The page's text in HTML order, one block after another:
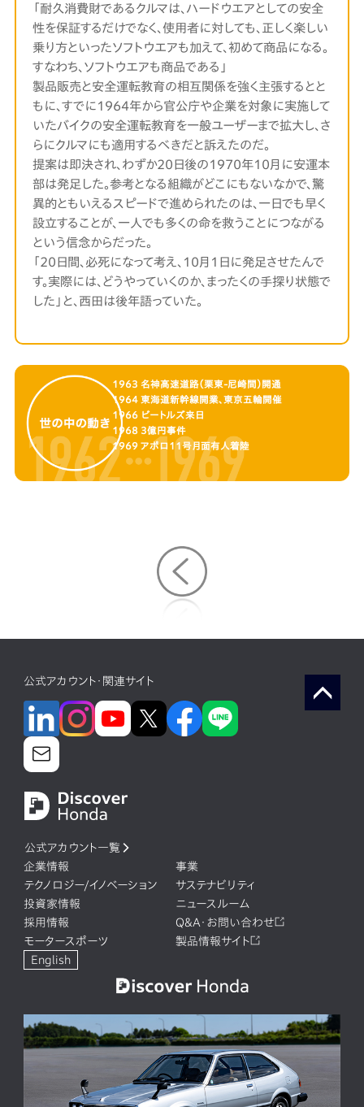
「耐久消費財であるクルマは、ハードウエアとしての安全
性を保証するだけでなく、使用者に対しても、正しく楽しい
乗り方といったソフトウエアも加えて、初めて商品になる。
すなわち、ソフトウエアも商品である」
製品販売と安全運転教育の相互関係を強く主張するとと
もに、すでに1964年から官公庁や企業を対象に実施して
いたバイクの安全運転教育を一般ユーザーまで拡大し、さ
らにクルマにも適用するべきだと訴えたのだ。
提案は即決され、わずか20日後の1970年10月に安運本
部は発足した。参考となる組織がどこにもないなかで、驚
異的ともいえるスピードで進められたのは、一日でも早く
設立することが、一人でも多くの命を救うことにつながる
という信念からだった。
「20日間、必死になって考え、10月1日に発足させたんで
す。実際には、どうやっていくのか、まったくの手探り状態で
した」と、西田は後年語っていた。
1963 名神高速道路（栗東-尼崎間）開通
1964 東海道新幹線開業、東京五輪開催
1966 ビートルズ来日
1968 3億円事件
1969 アポロ11号月面有人着陸
公式アカウント・関連サイト
公式アカウント一覧
企業情報
事業
テクノロジー/イノベーション
サステナビリティ
投資家情報
ニュースルーム
採用情報
Q&A・お問い合わせ
モータースポーツ
製品情報サイト
English